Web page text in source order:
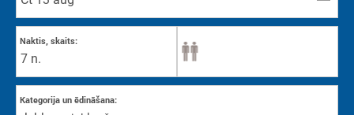
Naktis, skaits:
7 n.
Kategorija un ēdināšana: